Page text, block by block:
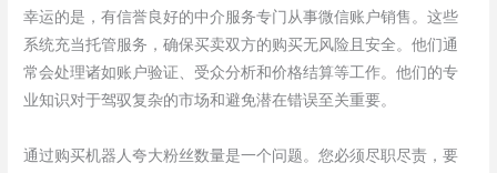
幸运的是，有信誉良好的中介服务专门从事微信账户销售。这些
系统充当托管服务，确保买卖双方的购买无风险且安全。他们通
常会处理诸如账户验证、受众分析和价格结算等工作。他们的专
业知识对于驾驭复杂的市场和避免潜在错误至关重要。
通过购买机器人夸大粉丝数量是一个问题。您必须尽职尽责，要